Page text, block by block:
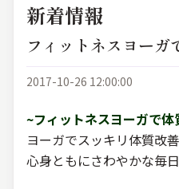
新着情報
フィットネスヨーガ
2017-10-26 12:00:00
~フィットネスヨーガで体
ヨーガでスッキリ体質改善
心身ともにさわやかな毎